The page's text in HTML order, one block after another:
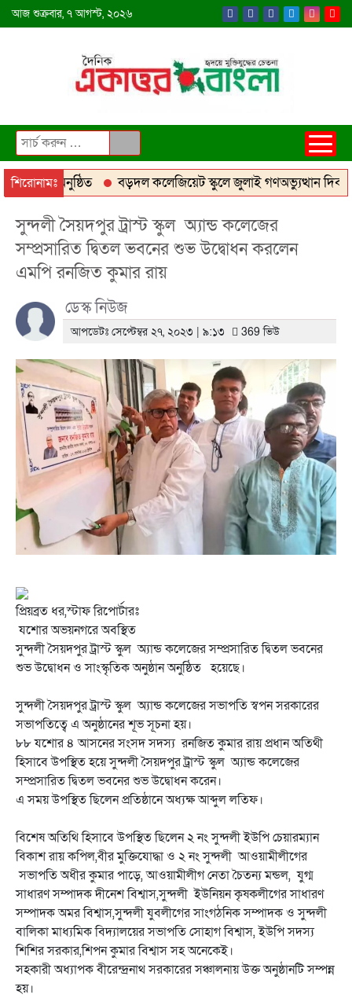
আজ শুক্রবার, ৭ আগস্ট, ২০২৬
শিরোনামঃ
২০২৬ অনুষ্ঠিত বড়দল কলেজিয়েট স্কুলে জুলাই গণঅভ্যুত্থান দিবস
সুন্দলী সৈয়দপুর ট্রাস্ট স্কুল অ্যান্ড কলেজের
সম্প্রসারিত দ্বিতল ভবনের শুভ উদ্বোধন করলেন
এমপি রনজিত কুমার রায়
ডেস্ক নিউজ
আপডেটঃ সেপ্টেম্বর ২৭, ২০২৩ | ৯:১৩ 369 ভিউ
প্রিয়ব্রত ধর,স্টাফ রিপোর্টারঃ
যশোর অভয়নগরে অবস্থিত
সুন্দলী সৈয়দপুর ট্রাস্ট স্কুল অ্যান্ড কলেজের সম্প্রসারিত দ্বিতল ভবনের
শুভ উদ্বোধন ও সাংস্কৃতিক অনুষ্ঠান অনুষ্ঠিত হয়েছে।
সুন্দলী সৈয়দপুর ট্রাস্ট স্কুল অ্যান্ড কলেজের সভাপতি স্বপন সরকারের
সভাপতিত্বে এ অনুষ্ঠানের শূভ সূচনা হয়।
৮৮ যশোর ৪ আসনের সংসদ সদস্য রনজিত কুমার রায় প্রধান অতিথী
হিসাবে উপস্থিত হয়ে সুন্দলী সৈয়দপুর ট্রাস্ট স্কুল অ্যান্ড কলেজের
সম্প্রসারিত দ্বিতল ভবনের শুভ উদ্বোধন করেন।
এ সময় উপস্থিত ছিলেন প্রতিষ্ঠানে অধ্যক্ষ আব্দুল লতিফ।
বিশেষ অতিথি হিসাবে উপস্থিত ছিলেন ২ নং সুন্দলী ইউপি চেয়ারম্যান
বিকাশ রায় কপিল,বীর মুক্তিযোদ্ধা ও ২ নং সুন্দলী আওয়ামীলীগের
সভাপতি অধীর কুমার পাড়ে, আওয়ামীলীগ নেতা চৈতন্য মন্ডল, যুগ্ম
সাধারণ সম্পাদক দীনেশ বিশ্বাস,সুন্দলী ইউনিয়ন কৃষকলীগের সাধারণ
সম্পাদক অমর বিশ্বাস,সুন্দলী যুবলীগের সাংগঠনিক সম্পাদক ও সুন্দলী
বালিকা মাধ্যমিক বিদ্যালয়ের সভাপতি সোহাগ বিশ্বাস, ইউপি সদস্য
শিশির সরকার,শিপন কুমার বিশ্বাস সহ অনেকেই।
সহকারী অধ্যাপক বীরেন্দ্রনাথ সরকারের সঞ্চালনায় উক্ত অনুষ্ঠানটি সম্পন্ন
হয়।